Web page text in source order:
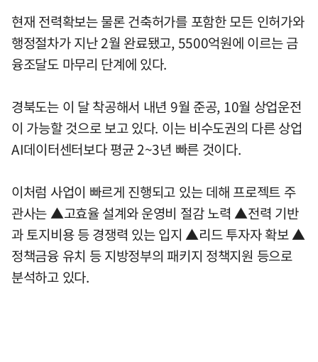
현재 전력확보는 물론 건축허가를 포함한 모든 인허가와
행정절차가 지난 2월 완료됐고, 5500억원에 이르는 금
융조달도 마무리 단계에 있다.
경북도는 이 달 착공해서 내년 9월 준공, 10월 상업운전
이 가능할 것으로 보고 있다. 이는 비수도권의 다른 상업
AI데이터센터보다 평균 2~3년 빠른 것이다.
이처럼 사업이 빠르게 진행되고 있는 데해 프로젝트 주
관사는 ▲고효율 설계와 운영비 절감 노력 ▲전력 기반
과 토지비용 등 경쟁력 있는 입지 ▲리드 투자자 확보 ▲
정책금융 유치 등 지방정부의 패키지 정책지원 등으로
분석하고 있다.